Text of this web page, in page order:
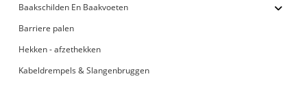
Baakschilden En Baakvoeten
Barriere palen
Hekken - afzethekken
Kabeldrempels & Slangenbruggen